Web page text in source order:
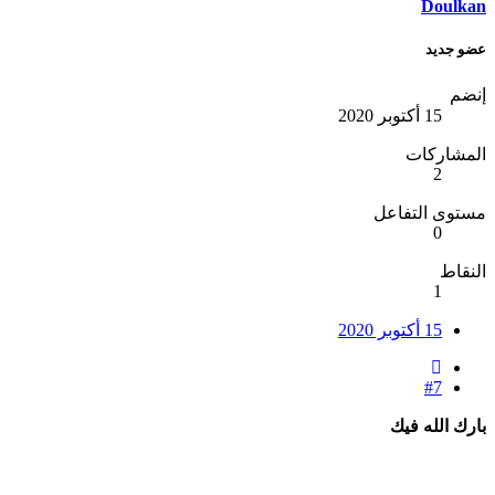
Doulkan
عضو جديد
إنضم
15 أكتوبر 2020
المشاركات
2
مستوى التفاعل
0
النقاط
1
15 أكتوبر 2020
#7
بارك الله فيك